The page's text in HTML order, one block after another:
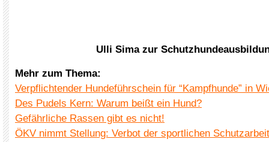
Ulli Sima zur
Mehr zum Thema:
Verpflichtender Hundeführschein für “Kampfhunde” in
Des Pudels Kern: Warum beißt ein Hund?
Gefährliche Rassen gibt es nicht!
ÖKV nimmt Stellung: Verbot der sportlichen